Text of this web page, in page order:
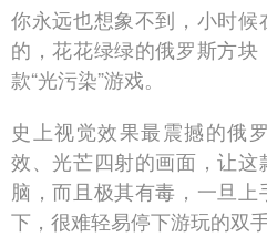
你永远也想象不到，小时
的，花花绿绿的俄罗斯方
款“光污染”游戏。
史上视觉效果最震撼的俄
效、光芒四射的画面，让
脑，而且极其有毒，一旦
下，很难轻易停下游玩的双手